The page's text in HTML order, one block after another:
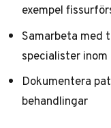
exempel
Samarbeta med
specialister
Dokumentera
behandlingar